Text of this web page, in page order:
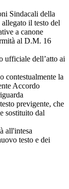
Sindacali della
il testo del
a canone
al D.M. 16
ufficiale dell’atto ai
contestualmente la
Accordo
previgente, che
sostituito dal
all'intesa
testo e dei